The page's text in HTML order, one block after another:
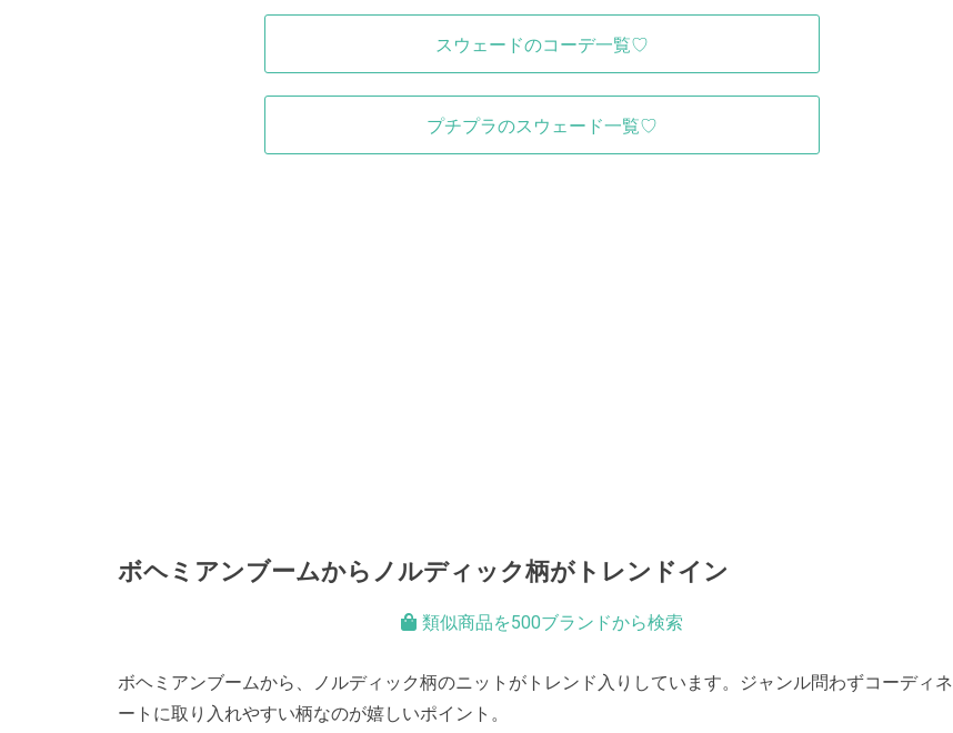
スウェードのコーデ一覧♡
プチプラのスウェード一覧♡
ボヘミアンブームからノルディック柄がトレンドイン
類似商品を500ブランドから検索
ボヘミアンブームから、ノルディック柄のニットがトレンド入りしています。ジャンル問わずコーディネ
ートに取り入れやすい柄なのが嬉しいポイント。